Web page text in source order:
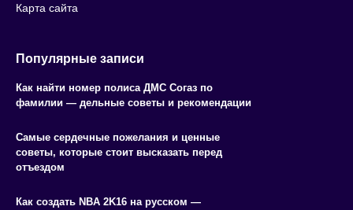
Карта сайта
Популярные записи
Как найти номер полиса ДМС Согаз по
фамилии — дельные советы и рекомендации
Самые сердечные пожелания и ценные
советы, которые стоит высказать перед
отъездом
Как создать NBA 2K16 на русском —